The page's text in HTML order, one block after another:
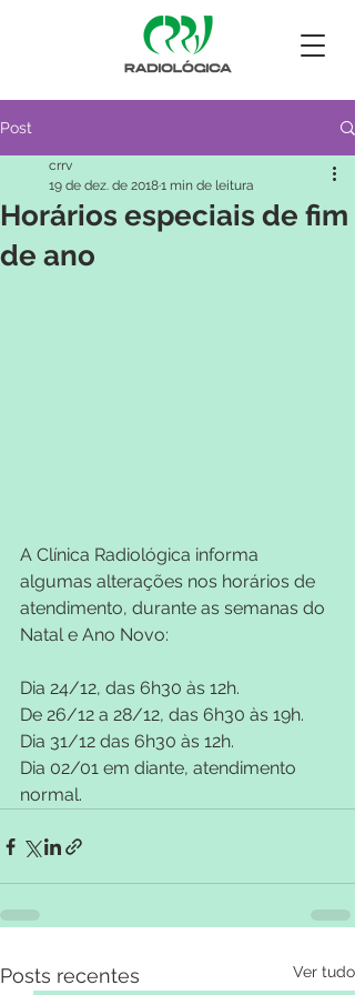
Post
Horários especiais de fim
de ano
crrv
19 de dez. de 20181 min de leitura
A Clínica Radiológica informa
algumas alterações nos horários de
atendimento, durante as semanas do
Natal e Ano Novo:
Dia 24/12, das 6h30 às 12h.
De 26/12 a 28/12, das 6h30 às 19h.
Dia 31/12 das 6h30 às 12h.
Dia 02/01 em diante, atendimento
normal.
Posts recentes Ver tudo